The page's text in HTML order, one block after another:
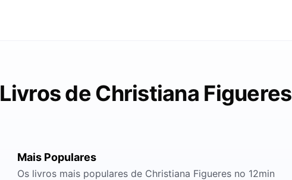
Livros de Christiana Figueres
Mais Populares
Os livros mais populares de Christiana Figueres no 12min